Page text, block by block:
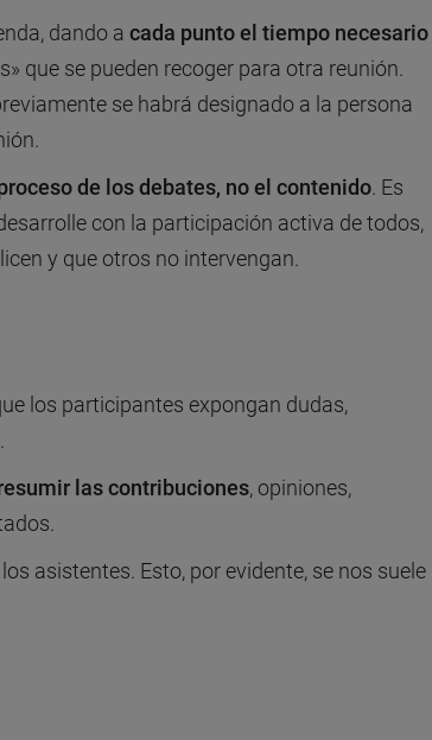
dando a cada punto el tiempo necesario
que se pueden recoger para otra reunión.
se habrá designado a la persona
de los debates, no el contenido. Es
con la participación activa de todos,
y que otros no intervengan.
los participantes expongan dudas,
las contribuciones, opiniones,
asistentes. Esto, por evidente, se nos suele